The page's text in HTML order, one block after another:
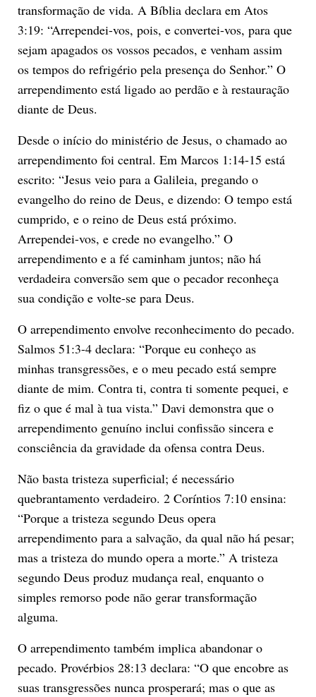
transformação de vida. A Bíblia declara em Atos
3:19: “Arrependei-vos, pois, e convertei-vos, para que
sejam apagados os vossos pecados, e venham assim
os tempos do refrigério pela presença do Senhor.” O
arrependimento está ligado ao perdão e à restauração
diante de Deus.
Desde o início do ministério de Jesus, o chamado ao
arrependimento foi central. Em Marcos 1:14-15 está
escrito: “Jesus veio para a Galileia, pregando o
evangelho do reino de Deus, e dizendo: O tempo está
cumprido, e o reino de Deus está próximo.
Arrependei-vos, e crede no evangelho.” O
arrependimento e a fé caminham juntos; não há
verdadeira conversão sem que o pecador reconheça
sua condição e volte-se para Deus.
O arrependimento envolve reconhecimento do pecado.
Salmos 51:3-4 declara: “Porque eu conheço as
minhas transgressões, e o meu pecado está sempre
diante de mim. Contra ti, contra ti somente pequei, e
fiz o que é mal à tua vista.” Davi demonstra que o
arrependimento genuíno inclui confissão sincera e
consciência da gravidade da ofensa contra Deus.
Não basta tristeza superficial; é necessário
quebrantamento verdadeiro. 2 Coríntios 7:10 ensina:
“Porque a tristeza segundo Deus opera
arrependimento para a salvação, da qual não há pesar;
mas a tristeza do mundo opera a morte.” A tristeza
segundo Deus produz mudança real, enquanto o
simples remorso pode não gerar transformação
alguma.
O arrependimento também implica abandonar o
pecado. Provérbios 28:13 declara: “O que encobre as
suas transgressões nunca prosperará; mas o que as